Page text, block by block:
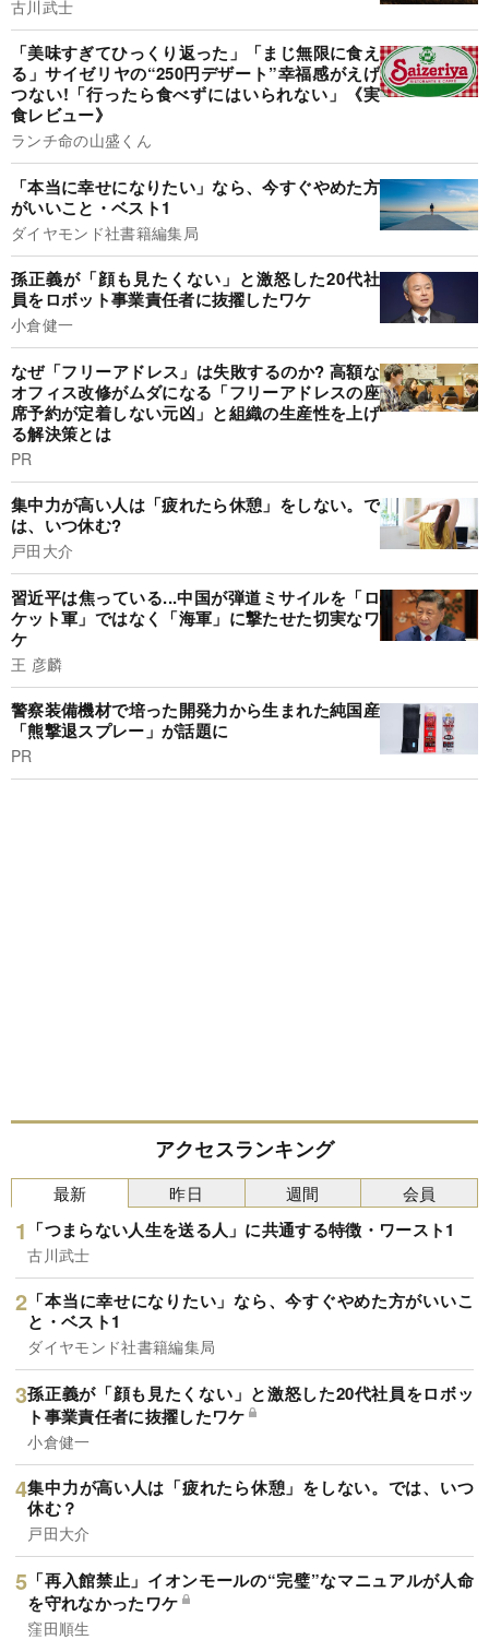
古川武士
「美味すぎてひっくり返った」「まじ無限に食え
る」サイゼリヤの“250円デザート”幸福感がえげ
つない!「行ったら食べずにはいられない」《実
食レビュー》
ランチ命の山盛くん
「本当に幸せになりたい」なら、今すぐやめた方
がいいこと・ベスト1
ダイヤモンド社書籍編集局
孫正義が「顔も見たくない」と激怒した20代社
員をロボット事業責任者に抜擢したワケ
小倉健一
なぜ「フリーアドレス」は失敗するのか? 高額な
オフィス改修がムダになる「フリーアドレスの座
席予約が定着しない元凶」と組織の生産性を上げ
る解決策とは
PR
集中力が高い人は「疲れたら休憩」をしない。で
は、いつ休む?
戸田大介
習近平は焦っている...中国が弾道ミサイルを「ロ
ケット軍」ではなく「海軍」に撃たせた切実なワ
ケ
王 彦麟
警察装備機材で培った開発力から生まれた純国産
「熊撃退スプレー」が話題に
PR
アクセスランキング
最新
「つまらない人生を送る人」に共通する特徴・ワースト1
古川武士
「本当に幸せになりたい」なら、今すぐやめた方がいいこ
と・ベスト1
ダイヤモンド社書籍編集局
孫正義が「顔も見たくない」と激怒した20代社員をロボッ
ト事業責任者に抜擢したワケ
小倉健一
集中力が高い人は「疲れたら休憩」をしない。では、いつ
休む？
戸田大介
「再入館禁止」イオンモールの“完璧”なマニュアルが人命
を守れなかったワケ
窪田順生
昨日 週間 会員